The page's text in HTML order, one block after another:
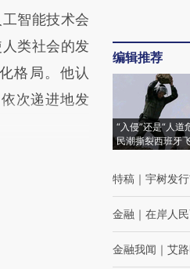
智能技术会
类社会的发
格局。他认
次递进地发
编辑推荐
“入侵”还是“人道
民潮撕裂西班牙
特稿 ｜ 宇树发
金融 ｜ 在岸人
金融我闻 ｜ 艾